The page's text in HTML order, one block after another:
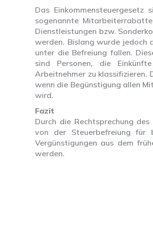
Das Einkommensteuergesetz
sogenannte
Dienstleistungen bzw.
werden. Bislang wurde jedoch
unter die Befreiung fallen.
sind Personen, die
Arbeitnehmer zu klassifizieren.
wenn die Begünstigung allen
wird.
Fazit
Durch die Rechtsprechung
von der Steuerbefreiung für
Vergünstigungen aus dem
werden.